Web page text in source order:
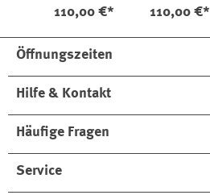
Dunkelbraun
Fischgrat
110,00 €*
Anthrazit
110,00 €*
Öffnungszeiten
Hilfe & Kontakt
Häufige Fragen
Service